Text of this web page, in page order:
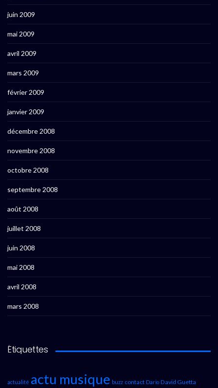
juin 2009
mai 2009
avril 2009
mars 2009
février 2009
janvier 2009
décembre 2008
novembre 2008
octobre 2008
septembre 2008
août 2008
juillet 2008
juin 2008
mai 2008
avril 2008
mars 2008
Étiquettes
actualité actu musique buzz contact Dario David Guetta